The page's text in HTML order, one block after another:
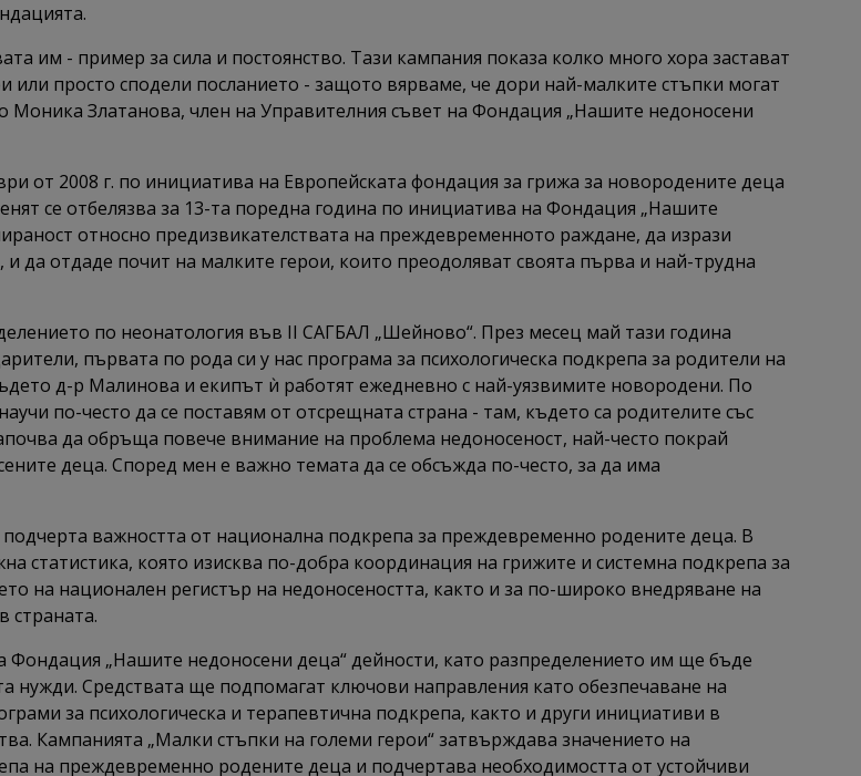
им - пример за сила и постоянство. Тази кампания показа колко много хора застават
или просто сподели посланието - защото вярваме, че дори най-малките стъпки могат
Златанова, член на Управителния съвет на Фондация „Нашите недоносени
от 2008 г. по инициатива на Европейската фондация за грижа за новородените деца
се отбелязва за 13-та поредна година по инициатива на Фондация „Нашите
относно предизвикателствата на преждевременното раждане, да изрази
да отдаде почит на малките герои, които преодоляват своята първа и най-трудна
по неонатология във II САГБАЛ „Шейново“. През месец май тази година
първата по рода си у нас програма за психологическа подкрепа за родители на
д-р Малинова и екипът ѝ работят ежедневно с най-уязвимите новородени. По
по-често да се поставям от отсрещната страна - там, където са родителите със
да обръща повече внимание на проблема недоносеност, най-често покрай
деца. Според мен е важно темата да се обсъжда по-често, за да има
важността от национална подкрепа за преждевременно родените деца. В
статистика, която изисква по-добра координация на грижите и системна подкрепа за
на национален регистър на недоносеността, както и за по-широко внедряване на
страната.
„Нашите недоносени деца“ дейности, като разпределението им ще бъде
Средствата ще подпомагат ключови направления като обезпечаване на
за психологическа и терапевтична подкрепа, както и други инициативи в
Кампанията „Малки стъпки на големи герои“ затвърждава значението на
на преждевременно родените деца и подчертава необходимостта от устойчиви